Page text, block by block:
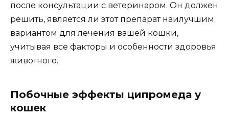
после консультации с ветеринаром. Он должен
решить, является ли этот препарат наилучшим
вариантом для лечения вашей кошки,
учитывая все факторы и особенности здоровья
животного.
Побочные эффекты ципромеда у
кошек